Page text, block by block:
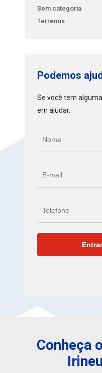
Sem categoria
Terrenos
Podemos
Se você tem
em ajudar.
Conheça